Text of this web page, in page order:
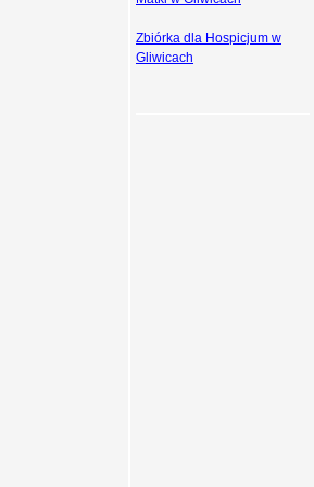
Zbiórka dla Hospicjum w
Gliwicach